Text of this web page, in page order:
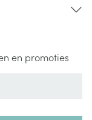
en promoties